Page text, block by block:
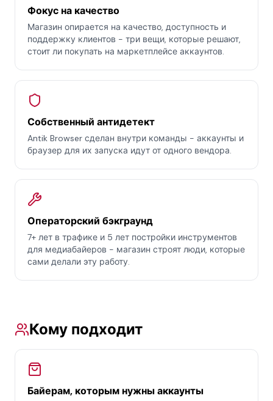
Фокус на качество
Магазин опирается на качество, доступность и
поддержку клиентов - три вещи, которые решают,
стоит ли покупать на маркетплейсе аккаунтов.
Собственный антидетект
Antik Browser сделан внутри команды - аккаунты и
браузер для их запуска идут от одного вендора.
Операторский бэкграунд
7+ лет в трафике и 5 лет постройки инструментов
для медиабайеров - магазин строят люди, которые
сами делали эту работу.
Кому подходит
Байерам, которым нужны аккаунты